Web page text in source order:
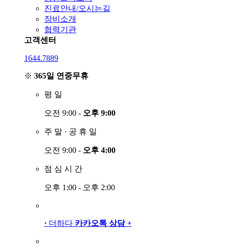
진료안내/오시는길
장비소개
협력기관
고객센터
1644.7889
※ 365일 연중무휴
평 일
오전 9:00 - 오후 9:00
주 말 · 공 휴 일
오전 9:00 - 오후 4:00
점 심 시 간
오후 1:00 - 오후 2:00
· 더하다 카카오톡 상담 +